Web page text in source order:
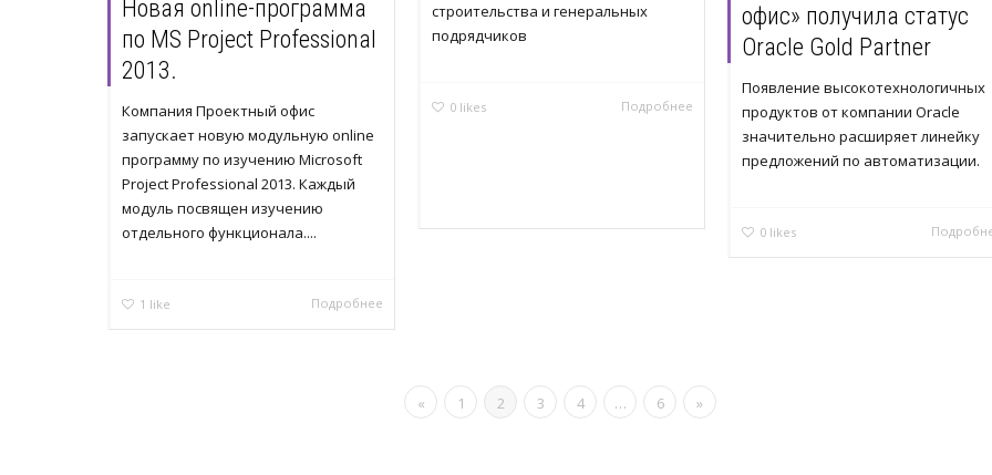
строительства и генеральных
подрядчиков
0 likes Подробнее
офис» получила статус
Oracle Gold Partner
Появление высокотехнологичных
продуктов от компании Oracle
значительно расширяет линейку
предложений по автоматизации.
0 likes
Новая online-программа
по MS Project Professional
2013.
Компания Проектный офис
запускает новую модульную online
программу по изучению Microsoft
Project Professional 2013. Каждый
модуль посвящен изучению
отдельного функционала....
1 like Подробнее
« 1 2 3 4 … 6 »